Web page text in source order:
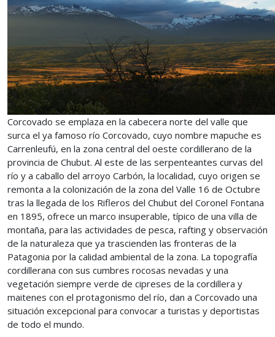
Corcovado se emplaza en la cabecera norte del valle que
surca el ya famoso río Corcovado, cuyo nombre mapuche es
Carrenleufú, en la zona central del oeste cordillerano de la
provincia de Chubut. Al este de las serpenteantes curvas del
río y a caballo del arroyo Carbón, la localidad, cuyo origen se
remonta a la colonización de la zona del Valle 16 de Octubre
tras la llegada de los Rifleros del Chubut del Coronel Fontana
en 1895, ofrece un marco insuperable, típico de una villa de
montaña, para las actividades de pesca, rafting y observación
de la naturaleza que ya trascienden las fronteras de la
Patagonia por la calidad ambiental de la zona. La topografía
cordillerana con sus cumbres rocosas nevadas y una
vegetación siempre verde de cipreses de la cordillera y
maitenes con el protagonismo del río, dan a Corcovado una
situación excepcional para convocar a turistas y deportistas
de todo el mundo.